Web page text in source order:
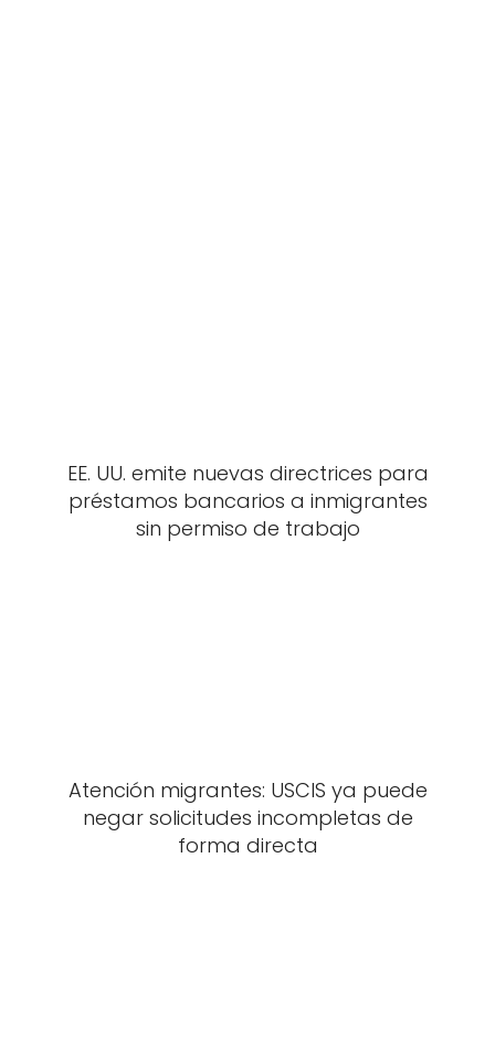
EE. UU. emite nuevas directrices para
préstamos bancarios a inmigrantes
sin permiso de trabajo
Atención migrantes: USCIS ya puede
negar solicitudes incompletas de
forma directa